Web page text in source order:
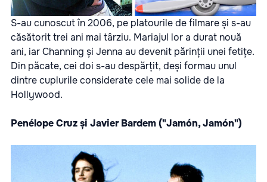
S-au cunoscut în 2006, pe platourile de filmare și s-au
căsătorit trei ani mai târziu. Mariajul lor a durat nouă
ani, iar Channing și Jenna au devenit părinții unei fetițe.
Din păcate, cei doi s-au despărțit, deși formau unul
dintre cuplurile considerate cele mai solide de la
Hollywood.
Penélope Cruz și Javier Bardem ("Jamón, Jamón")